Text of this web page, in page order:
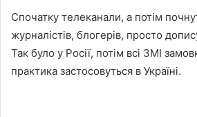
Спочатку телеканали, а потім
журналістів, блогерів, просто
Так було у Росії, потім всі ЗМІ
практика застосовуться в Україні.